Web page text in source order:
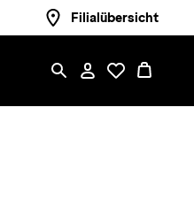
Filialübersicht